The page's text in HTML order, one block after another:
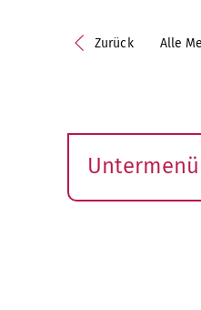
Zurück Alle
Untermenü